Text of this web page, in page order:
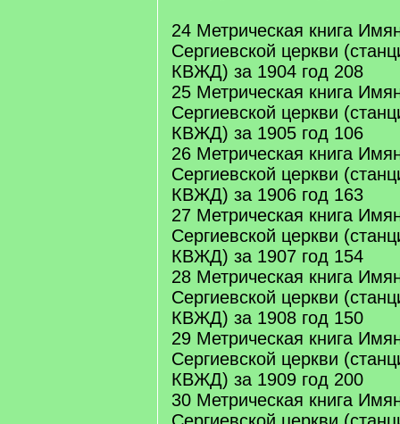
24 Метрическая книга
Сергиевской церкви
КВЖД) за 1904 год 208
25 Метрическая книга
Сергиевской церкви
КВЖД) за 1905 год 106
26 Метрическая книга
Сергиевской церкви
КВЖД) за 1906 год 163
27 Метрическая книга
Сергиевской церкви
КВЖД) за 1907 год 154
28 Метрическая книга
Сергиевской церкви
КВЖД) за 1908 год 150
29 Метрическая книга
Сергиевской церкви
КВЖД) за 1909 год 200
30 Метрическая книга